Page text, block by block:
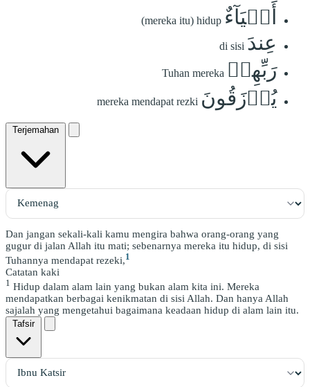
أَحۡيَآءٌ (mereka itu) hidup
عِندَ di sisi
رَبِّهِمۡ Tuhan mereka
يُرۡزَقُونَ mereka mendapat rezki
Terjemahan
Dan jangan sekali-kali kamu mengira bahwa orang-orang yang
gugur di jalan Allah itu mati; sebenarnya mereka itu hidup, di sisi
Tuhannya mendapat rezeki,1
Catatan kaki
1 Hidup dalam alam lain yang bukan alam kita ini. Mereka
mendapatkan berbagai kenikmatan di sisi Allah. Dan hanya Allah
sajalah yang mengetahui bagaimana keadaan hidup di alam lain itu.
Tafsir